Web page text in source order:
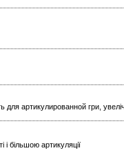
артикулированной гри,
більшою артикуляції